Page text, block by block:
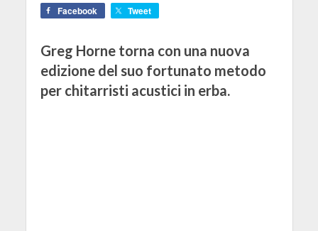
Facebook Tweet
Greg Horne torna con una nuova
edizione del suo fortunato metodo
per chitarristi acustici in erba.